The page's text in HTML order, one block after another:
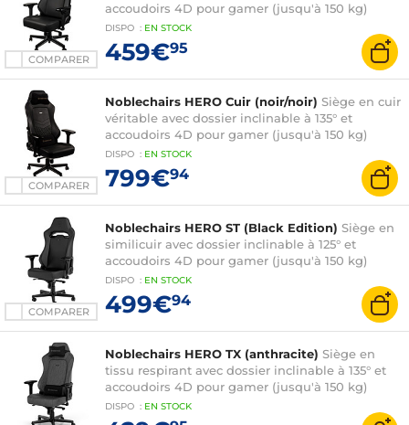
COMPARER
accoudoirs 4D pour gamer (jusqu'à 150 kg)
DISPO : EN STOCK
459€95
COMPARER
Noblechairs HERO Cuir (noir/noir) Siège en cuir
véritable avec dossier inclinable à 135° et
accoudoirs 4D pour gamer (jusqu'à 150 kg)
DISPO : EN STOCK
799€94
COMPARER
Noblechairs HERO ST (Black Edition) Siège en
similicuir avec dossier inclinable à 125° et
accoudoirs 4D pour gamer (jusqu'à 150 kg)
DISPO : EN STOCK
499€94
Noblechairs HERO TX (anthracite) Siège en
tissu respirant avec dossier inclinable à 135° et
accoudoirs 4D pour gamer (jusqu'à 150 kg)
DISPO : EN STOCK